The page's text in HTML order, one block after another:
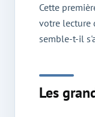
Cette
votre lecture
semble-t-il
Les